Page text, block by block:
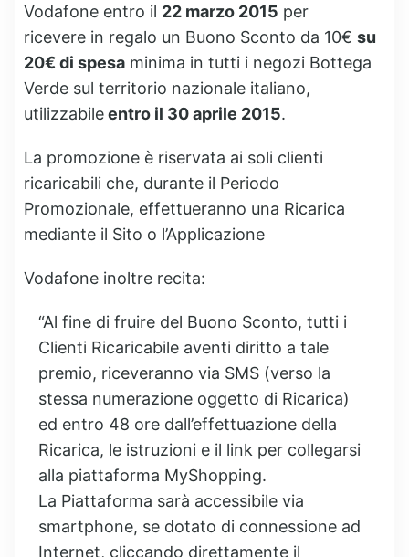
Vodafone entro il 22 marzo 2015 per
ricevere in regalo un Buono Sconto da 10€ su
20€ di spesa minima in tutti i negozi Bottega
Verde sul territorio nazionale italiano,
utilizzabileentro il 30 aprile 2015.
La promozione è riservata ai soli clienti
ricaricabili che, durante il Periodo
Promozionale, effettueranno una Ricarica
mediante il Sito o l’Applicazione
Vodafone inoltre recita:
“Al fine di fruire del Buono Sconto, tutti i
Clienti Ricaricabile aventi diritto a tale
premio, riceveranno via SMS (verso la
stessa numerazione oggetto di Ricarica)
ed entro 48 ore dall’effettuazione della
Ricarica, le istruzioni e il link per collegarsi
alla piattaforma MyShopping.
La Piattaforma sarà accessibile via
smartphone, se dotato di connessione ad
Internet, cliccando direttamente il